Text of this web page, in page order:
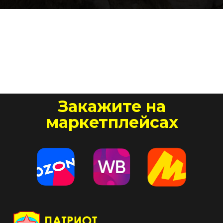
Закажите на
маркетплейсах